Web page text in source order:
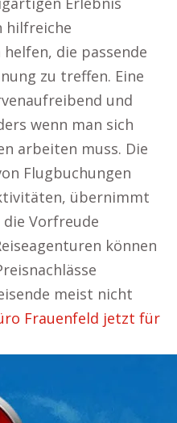
hilfreiche
die passende
zu treffen. Eine
und
wenn man sich
arbeiten muss. Die
Flugbuchungen
übernimmt
die Vorfreude
können
meist nicht
Frauenfeld jetzt für